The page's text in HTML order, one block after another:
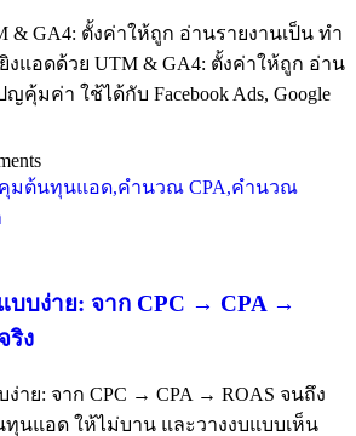
& GA4: ตั้งค่าให้ถูก อ่านรายงานเป็น ทำ
แอดด้วย UTM & GA4: ตั้งค่าให้ถูก อ่าน
คุ้มค่า ใช้ได้กับ Facebook Ads, Google
บง่าย: จาก CPC → CPA →
ริง
าย: จาก CPC → CPA → ROAS จนถึง
ทุนแอด ให้ไม่บาน และวางงบแบบเห็น